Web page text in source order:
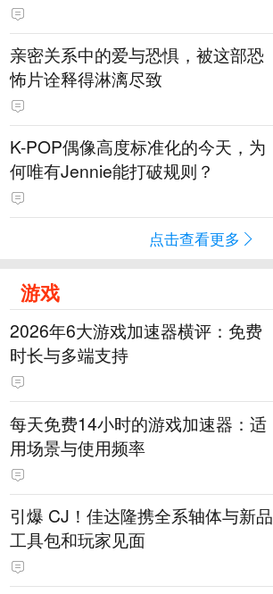
亲密关系中的爱与恐惧，被这部恐
怖片诠释得淋漓尽致
K-POP偶像高度标准化的今天，为
何唯有Jennie能打破规则？
点击查看更多
游戏
2026年6大游戏加速器横评：免费
时长与多端支持
每天免费14小时的游戏加速器：适
用场景与使用频率
引爆 CJ！佳达隆携全系轴体与新品
工具包和玩家见面